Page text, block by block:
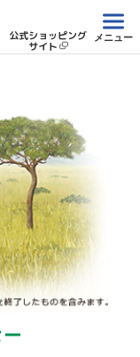
公式ショッピング
サイト
メニュー